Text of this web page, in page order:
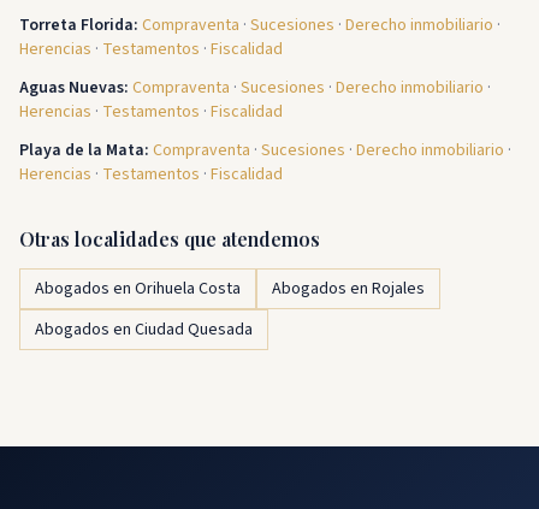
Torreta Florida: Compraventa · Sucesiones · Derecho inmobiliario ·
Herencias · Testamentos · Fiscalidad
Aguas Nuevas: Compraventa · Sucesiones · Derecho inmobiliario ·
Herencias · Testamentos · Fiscalidad
Playa de la Mata: Compraventa · Sucesiones · Derecho inmobiliario ·
Herencias · Testamentos · Fiscalidad
Otras localidades que atendemos
Abogados en Orihuela Costa
Abogados en Rojales
Abogados en Ciudad Quesada